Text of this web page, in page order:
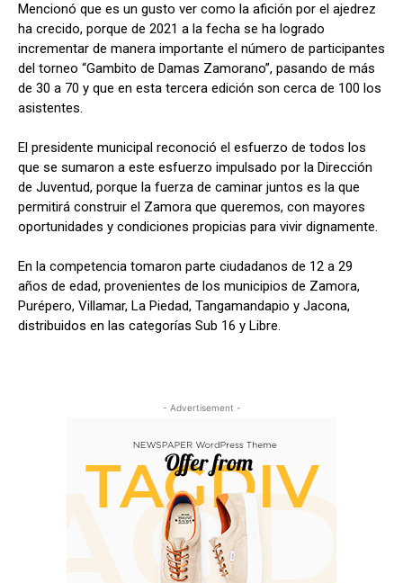
Mencionó que es un gusto ver como la afición por el ajedrez
ha crecido, porque de 2021 a la fecha se ha logrado
incrementar de manera importante el número de participantes
del torneo “Gambito de Damas Zamorano”, pasando de más
de 30 a 70 y que en esta tercera edición son cerca de 100 los
asistentes.
El presidente municipal reconoció el esfuerzo de todos los
que se sumaron a este esfuerzo impulsado por la Dirección
de Juventud, porque la fuerza de caminar juntos es la que
permitirá construir el Zamora que queremos, con mayores
oportunidades y condiciones propicias para vivir dignamente.
En la competencia tomaron parte ciudadanos de 12 a 29
años de edad, provenientes de los municipios de Zamora,
Purépero, Villamar, La Piedad, Tangamandapio y Jacona,
distribuidos en las categorías Sub 16 y Libre.
- Advertisement -